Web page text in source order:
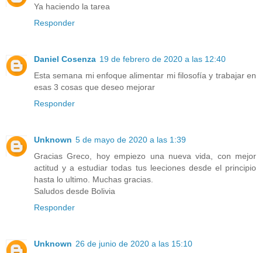
Ya haciendo la tarea
Responder
Daniel Cosenza 19 de febrero de 2020 a las 12:40
Esta semana mi enfoque alimentar mi filosofía y trabajar en
esas 3 cosas que deseo mejorar
Responder
Unknown 5 de mayo de 2020 a las 1:39
Gracias Greco, hoy empiezo una nueva vida, con mejor
actitud y a estudiar todas tus leeciones desde el principio
hasta lo ultimo. Muchas gracias.
Saludos desde Bolivia
Responder
Unknown 26 de junio de 2020 a las 15:10